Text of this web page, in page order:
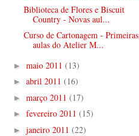
Biblioteca de Flores e Biscuit
Country - Novas aul...
Curso de Cartonagem - Primeiras
aulas do Atelier M...
► maio 2011 (13)
► abril 2011 (16)
► março 2011 (17)
► fevereiro 2011 (15)
► janeiro 2011 (22)